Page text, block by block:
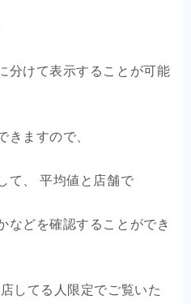
分けて表示することが可能
きますので、
て、 平均値と店舗で
などを確認することができ
してる人限定でご覧いた